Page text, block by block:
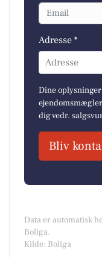
Adresse *
Adresse
Dine
dig vedr.
Bliv
Data er automatisk
Boliga.
Kilde: Boliga